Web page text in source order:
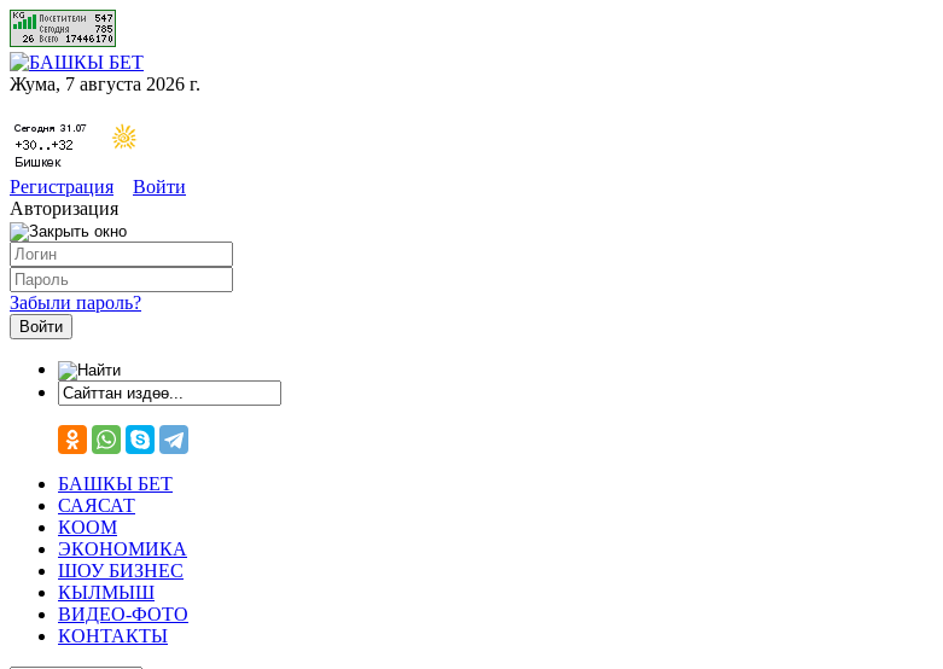
Жума, 7 августа 2026 г.
Регистрация
Войти
Авторизация
Забыли пароль?
БАШКЫ БЕТ
САЯСАТ
КООМ
ЭКОНОМИКА
ШОУ БИЗНЕС
КЫЛМЫШ
ВИДЕО-ФОТО
КОНТАКТЫ